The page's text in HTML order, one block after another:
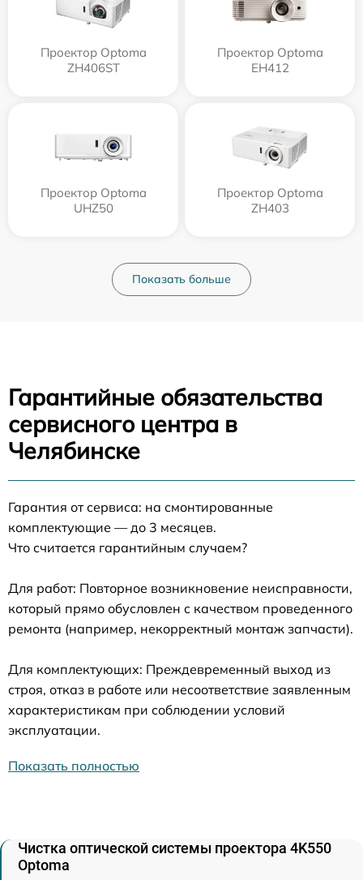
Проектор Optoma
ZH406ST
Проектор Optoma
EH412
Проектор Optoma
UHZ50
Проектор Optoma
ZH403
Показать больше
Гарантийные обязательства
сервисного центра в
Челябинске
Гарантия от сервиса: на смонтированные
комплектующие — до 3 месяцев.
Что считается гарантийным случаем?
Для работ: Повторное возникновение неисправности,
который прямо обусловлен с качеством проведенного
ремонта (например, некорректный монтаж запчасти).
Для комплектующих: Преждевременный выход из
строя, отказ в работе или несоответствие заявленным
характеристикам при соблюдении условий
эксплуатации.
Показать полностью
Чистка оптической системы проектора 4K550
Optoma